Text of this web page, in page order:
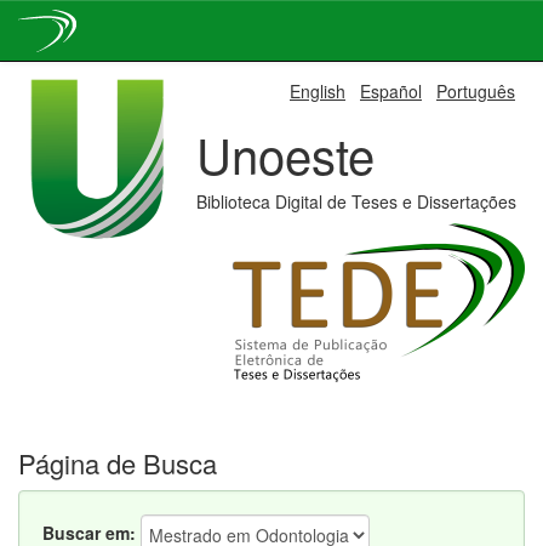
English Español Português
Unoeste
Biblioteca Digital de Teses e Dissertações
Página de Busca
Buscar em: